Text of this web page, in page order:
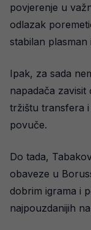
povjerenje u
odlazak
stabilan
Ipak, za sada
napadača zavisit
tržištu transfera
povuče.
Do tada,
obaveze u
dobrim igrama i
najpouzdanijih